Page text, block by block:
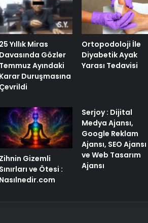
25 Yıllık Miras
Davasında Gözler
Temmuz Ayındaki
Karar Duruşmasına
Çevrildi
Ortopodoloji İle
Diyabetik Ayak
Yarası Tedavisi
Zihnin Gizemli
Sınırları ve Ötesi :
Nasılnedir.com
Serjoy : Dijital
Medya Ajansı,
Google Reklam
Ajansı, SEO Ajansı
ve Web Tasarım
Ajansı